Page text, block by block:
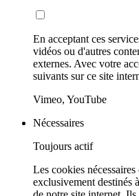
En acceptant ces
vidéos ou d'autres
externes. Avec votre
suivants sur ce site
Vimeo, YouTube
Nécessaires
Toujours actif
Les cookies
exclusivement destinés